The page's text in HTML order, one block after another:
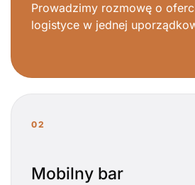
Prowadzimy rozmowę o
logistyce w jednej
02
Mobilny bar